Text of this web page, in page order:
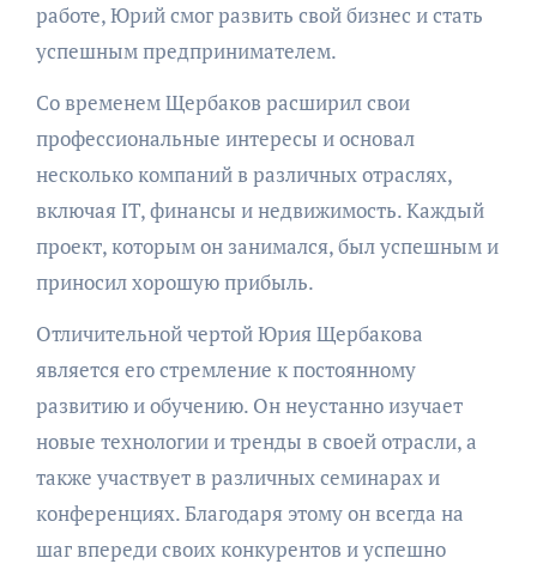
работе, Юрий смог развить свой бизнес и стать
успешным предпринимателем.
Со временем Щербаков расширил свои
профессиональные интересы и основал
несколько компаний в различных отраслях,
включая IT, финансы и недвижимость. Каждый
проект, которым он занимался, был успешным и
приносил хорошую прибыль.
Отличительной чертой Юрия Щербакова
является его стремление к постоянному
развитию и обучению. Он неустанно изучает
новые технологии и тренды в своей отрасли, а
также участвует в различных семинарах и
конференциях. Благодаря этому он всегда на
шаг впереди своих конкурентов и успешно